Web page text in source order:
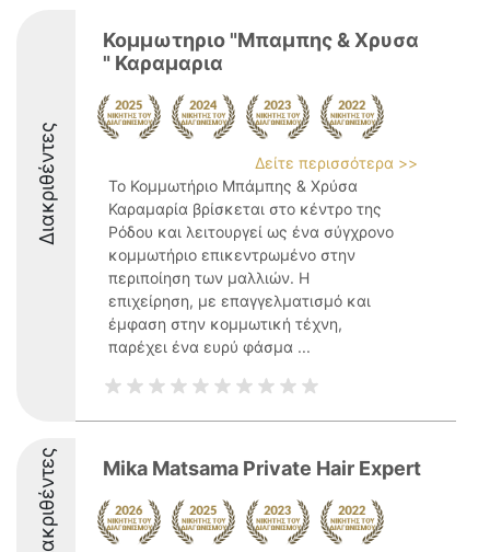
Διακριθέντες
Κομμωτηριο "Μπαμπης & Χρυσα
" Καραμαρια
Δείτε περισσότερα >>
Το Κομμωτήριο Μπάμπης & Χρύσα
Καραμαρία βρίσκεται στο κέντρο της
Ρόδου και λειτουργεί ως ένα σύγχρονο
κομμωτήριο επικεντρωμένο στην
περιποίηση των μαλλιών. Η
επιχείρηση, με επαγγελματισμό και
έμφαση στην κομμωτική τέχνη,
παρέχει ένα ευρύ φάσμα ...
Διακριθέντες Mika Matsama Private Hair Expert